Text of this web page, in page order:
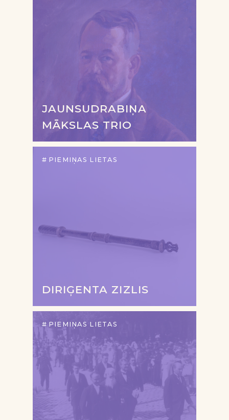
JAUNSUDRABIŅA
MĀKSLAS TRIO
PIEMIŅAS LIETAS
DIRIĢENTA ZIZLIS
PIEMIŅAS LIETAS